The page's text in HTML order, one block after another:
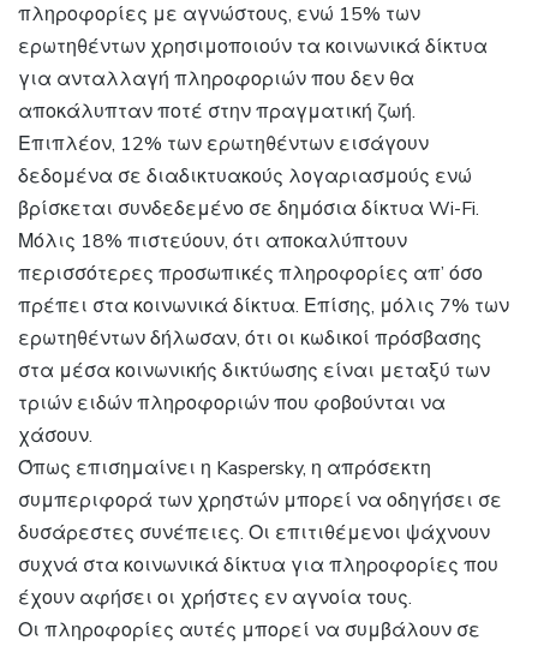
πληροφορίες με αγνώστους, ενώ 15% των
ερωτηθέντων χρησιμοποιούν τα κοινωνικά δίκτυα
για ανταλλαγή πληροφοριών που δεν θα
αποκάλυπταν ποτέ στην πραγματική ζωή.
Επιπλέον, 12% των ερωτηθέντων εισάγουν
δεδομένα σε διαδικτυακούς λογαριασμούς ενώ
βρίσκεται συνδεδεμένο σε δημόσια δίκτυα Wi-Fi.
Μόλις 18% πιστεύουν, ότι αποκαλύπτουν
περισσότερες προσωπικές πληροφορίες απ’ όσο
πρέπει στα κοινωνικά δίκτυα. Επίσης, μόλις 7% των
ερωτηθέντων δήλωσαν, ότι οι κωδικοί πρόσβασης
στα μέσα κοινωνικής δικτύωσης είναι μεταξύ των
τριών ειδών πληροφοριών που φοβούνται να
χάσουν.
Όπως επισημαίνει η Kaspersky, η απρόσεκτη
συμπεριφορά των χρηστών μπορεί να οδηγήσει σε
δυσάρεστες συνέπειες. Οι επιτιθέμενοι ψάχνουν
συχνά στα κοινωνικά δίκτυα για πληροφορίες που
έχουν αφήσει οι χρήστες εν αγνοία τους.
Οι πληροφορίες αυτές μπορεί να συμβάλουν σε